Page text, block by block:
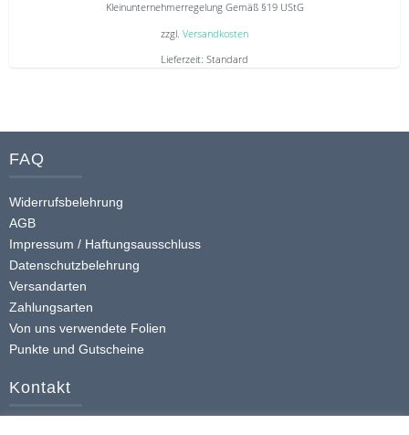
Kleinunternehmerregelung Gemäß §19 UStG
zzgl. Versandkosten
Lieferzeit: Standard
weist
mehrere
auf.
Die
Optionen
können
auf
der
Produktseite
gewählt
werden
FAQ
Widerrufsbelehrung
AGB
Impressum / Haftungsausschluss
Datenschutzbelehrung
Versandarten
Zahlungsarten
Von uns verwendete Folien
Punkte und Gutscheine
Kontakt